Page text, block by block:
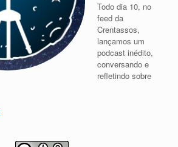
Todo dia 10, no
feed da
Crentassos,
lançamos um
podcast inédito,
conversando e
refletindo sobre